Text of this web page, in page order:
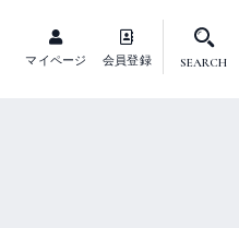
マイページ 会員登録 SEARCH